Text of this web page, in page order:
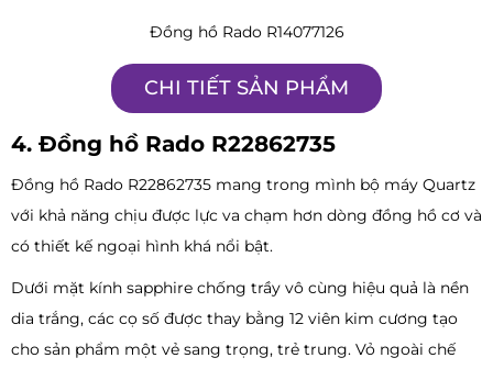
Đồng hồ Rado R14077126
CHI TIẾT SẢN PHẨM
4. Đồng hồ Rado R22862735
Đồng hồ Rado R22862735 mang trong mình bộ máy Quartz
với khả năng chịu được lực va chạm hơn dòng đồng hồ cơ và
có thiết kế ngoại hình khá nổi bật.
Dưới mặt kính sapphire chống trầy vô cùng hiệu quả là nền
dia trắng, các cọ số được thay bằng 12 viên kim cương tạo
cho sản phẩm một vẻ sang trọng, trẻ trung. Vỏ ngoài chế